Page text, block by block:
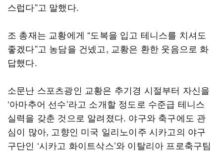
스럽다”고 말했다.
조 총재는 교황에게 “도복을 입고 테니스를 치셔도
좋겠다”고 농담을 건넸고, 교황은 환한 웃음으로 화
답했다.
소문난 스포츠광인 교황은 추기경 시절부터 자신을
‘아마추어 선수’라고 소개할 정도로 수준급 테니스
실력을 갖춘 것으로 알려졌다. 야구와 축구에도 관
심이 많아, 고향인 미국 일리노이주 시카고의 야구
구단인 ‘시카고 화이트삭스’와 이탈리아 프로축구팀